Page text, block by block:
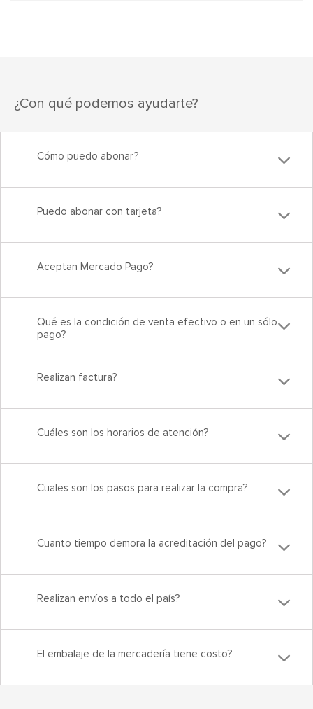
¿Con qué podemos ayudarte?
Cómo puedo abonar?
Puedo abonar con tarjeta?
Aceptan Mercado Pago?
Qué es la condición de venta efectivo o en un sólo
pago?
Realizan factura?
Cuáles son los horarios de atención?
Cuales son los pasos para realizar la compra?
Cuanto tiempo demora la acreditación del pago?
Realizan envíos a todo el país?
El embalaje de la mercadería tiene costo?